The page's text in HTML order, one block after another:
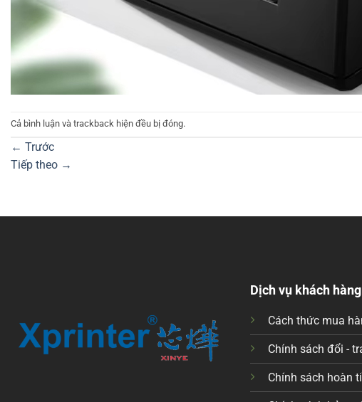
Cả bình luận và trackback hiện đều bị đóng.
← Trước
Tiếp theo →
Dịch vụ khách
Cách thức mua
Chính sách đổi -
Chính sách hoàn